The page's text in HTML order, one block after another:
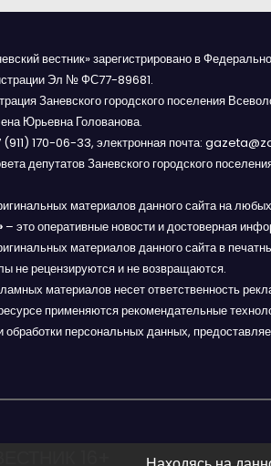
вестник» зарегистрировано в
Эл № ФС77-89681.
Заневского городского поселения
Юрьевна Голованова.
(911) 170-06-33, электронная почта:
депутатов Заневского городского
материалов данного сайта на
– это оперативные новости и достоверная
материалов данного сайта в
не рецензируются и не возвращаются.
материалов несет ответственность
применяются рекомендательные
обработки персональных данных,